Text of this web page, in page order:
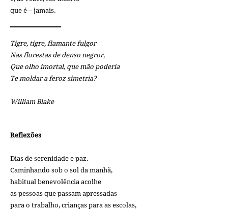
que é – jamais.
Tigre, tigre, flamante fulgor
Nas florestas de denso negror,
Que olho imortal, que mão poderia
Te moldar a feroz simetria?
William Blake
Reflexões
Dias de serenidade e paz.
Caminhando sob o sol da manhã,
habitual benevolência acolhe
as pessoas que passam apressadas
para o trabalho, crianças para as escolas,